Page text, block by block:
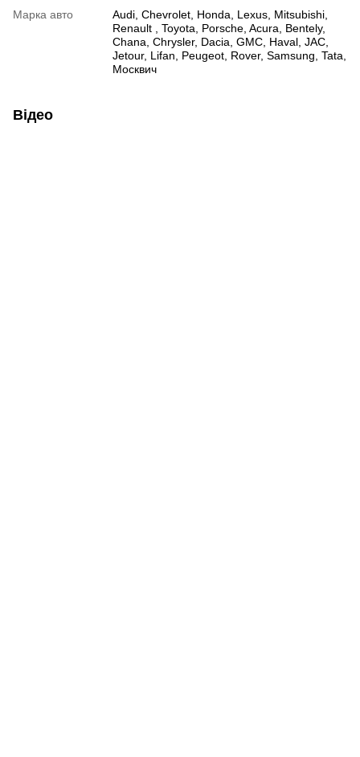
Марка авто
Audi, Chevrolet, Honda, Lexus, Mitsubishi,
Renault , Toyota, Porsche, Acura, Bentely,
Chana, Chrysler, Dacia, GMC, Haval, JAC,
Jetour, Lifan, Peugeot, Rover, Samsung, Tata,
Москвич
Відео